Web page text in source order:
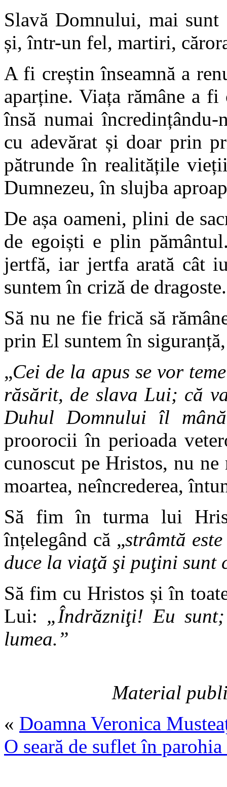
Slavă Domnului, mai
și, într-un fel, martiri,
A fi creștin înseamnă a
aparține. Viața rămâne a
însă numai
cu adevărat și doar prin
pătrunde în realitățile
Dumnezeu, în slujba
De așa oameni, plini de
de egoiști e plin
jertfă, iar jertfa arată cât
suntem în criză de dragoste.
Să nu ne fie frică să
prin El suntem în
„Cei de la apus se vor
răsărit, de slava Lui; că
Duhul Domnului îl mână
proorocii în perioada
cunoscut pe Hristos, nu
moartea, neîncrederea,
Să fim în turma lui
înțelegând că „strâmtă
duce la viaţă şi puţini sunt
Să fim cu Hristos și în
Lui: „Îndrăzniţi! Eu
lumea.”
Material
« Doamna Veronica
O seară de suflet în